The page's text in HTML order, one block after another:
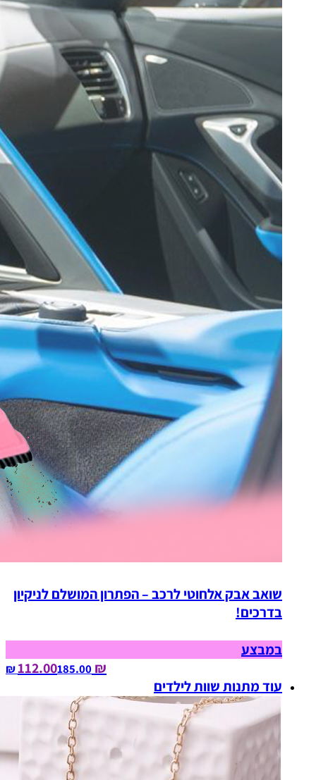
שואב אבק אלחוטי לרכב – הפתרון המושלם לניקיון
בדרכים!
במבצע
₪ 112.00
185.00‏ ₪
עוד מתנות שוות לילדים